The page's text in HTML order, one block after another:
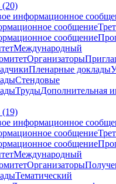
(20)
информационное
сообщение
сообщение
Международный
Организаторы
Пленарные доклады
Стендовые
ТрудыДополнительная
(19)
информационное
сообщение
сообщение
Международный
Организаторы
Тематический